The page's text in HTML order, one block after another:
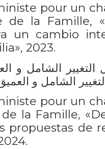
pour un
de la Famille,
un cambio
2023.
الشامل و العميق
pour un
la Famille,
propuestas de